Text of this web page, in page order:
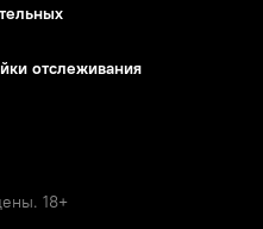
отслеживания
18+